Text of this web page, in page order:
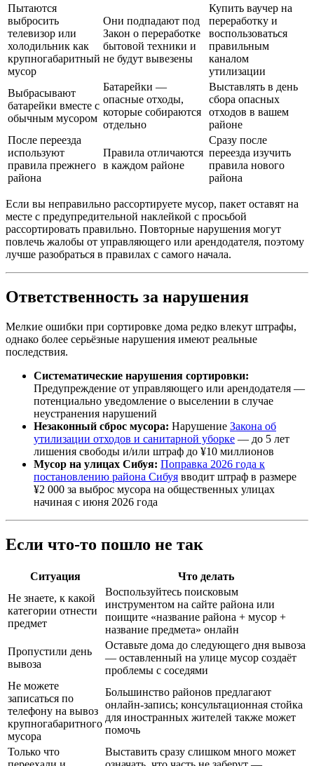
Пытаются
выбросить
телевизор или
холодильник как
крупногабаритный
мусор
Они подпадают под
Закон о переработке
бытовой техники и
не будут вывезены
Купить ваучер на
переработку и
воспользоваться
правильным
каналом
утилизации
Выбрасывают
батарейки вместе с
обычным мусором
Батарейки —
опасные отходы,
которые собираются
отдельно
Выставлять в день
сбора опасных
отходов в вашем
районе
После переезда
используют
правила прежнего
района
Правила отличаются
в каждом районе
Сразу после
переезда изучить
правила нового
района
Если вы неправильно рассортируете мусор, пакет оставят на
месте с предупредительной наклейкой с просьбой
рассортировать правильно. Повторные нарушения могут
повлечь жалобы от управляющего или арендодателя, поэтому
лучше разобраться в правилах с самого начала.
Ответственность за нарушения
Мелкие ошибки при сортировке дома редко влекут штрафы,
однако более серьёзные нарушения имеют реальные
последствия.
Систематические нарушения сортировки:
Предупреждение от управляющего или арендодателя —
потенциально уведомление о выселении в случае
неустранения нарушений
Незаконный сброс мусора: Нарушение Закона об
утилизации отходов и санитарной уборке — до 5 лет
лишения свободы и/или штраф до ¥10 миллионов
Мусор на улицах Сибуя: Поправка 2026 года к
постановлению района Сибуя вводит штраф в размере
¥2 000 за выброс мусора на общественных улицах
начиная с июня 2026 года
Если что-то пошло не так
Ситуация
Что делать
Не знаете, к какой
категории отнести
предмет
Воспользуйтесь поисковым
инструментом на сайте района или
поищите «название района + мусор +
название предмета» онлайн
Пропустили день
вывоза
Оставьте дома до следующего дня вывоза
— оставленный на улице мусор создаёт
проблемы с соседями
Не можете
записаться по
телефону на вывоз
крупногабаритного
мусора
Большинство районов предлагают
онлайн-запись; консультационная стойка
для иностранных жителей также может
помочь
Только что
Выставить сразу слишком много может